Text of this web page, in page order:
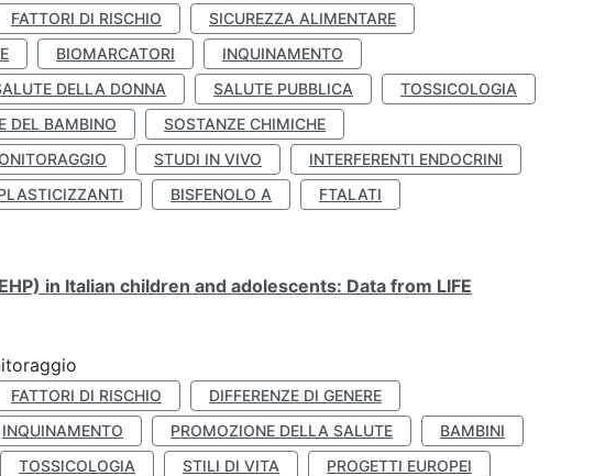
FATTORI DI RISCHIO
SICUREZZA ALIMENTARE
BIOMARCATORI
INQUINAMENTO
DELLA DONNA SALUTE PUBBLICA
TOSSICOLOGIA
DEL BAMBINO
SOSTANZE CHIMICHE
STUDI IN VIVO
INTERFERENTI ENDOCRINI
BISFENOLO A
FTALATI
in Italian children and adolescents: Data from LIFE
FATTORI DI RISCHIO
DIFFERENZE DI GENERE
INQUINAMENTO PROMOZIONE DELLA SALUTE
BAMBINI
TOSSICOLOGIA STILI DI VITA
PROGETTI EUROPEI